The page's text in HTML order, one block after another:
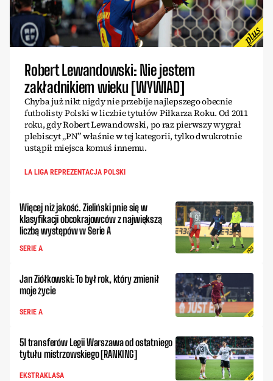
Robert Lewandowski: Nie jestem
zakładnikiem wieku [WYWIAD]
Chyba już nikt nigdy nie przebije najlepszego obecnie
futbolisty Polski w liczbie tytułów Piłkarza Roku. Od 2011
roku, gdy Robert Lewandowski, po raz pierwszy wygrał
plebiscyt „PN” właśnie w tej kategorii, tylko dwukrotnie
ustąpił miejsca komuś innemu.
LA LIGA REPREZENTACJA POLSKI
Więcej niż jakość. Zieliński pnie się w
klasyfikacji obcokrajowców z największą
liczbą występów w Serie A
SERIE A
Jan Ziółkowski: To był rok, który zmienił
moje życie
SERIE A
51 transferów Legii Warszawa od ostatniego
tytułu mistrzowskiego [RANKING]
EKSTRAKLASA